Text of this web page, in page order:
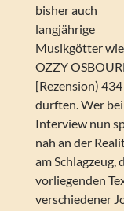
bisher auch
langjährige
Musikgötter wie
OZZY
[Rezension)
durften. Wer
Interview nun
nah an der
am
vorliegenden
verschiedener